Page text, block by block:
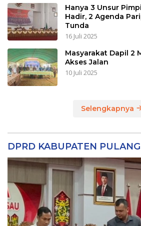
Hanya 3 Unsur
Hadir, 2 Agenda
Tunda
16 Juli 2025
Masyarakat Dapil 2
Akses Jalan
10 Juli 2025
Selengkapnya
DPRD KABUPATEN